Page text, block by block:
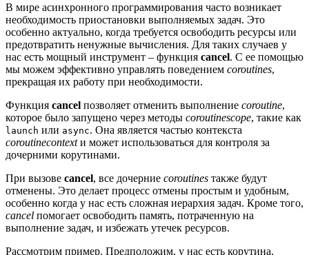
В мире асинхронного программирования часто возникает
необходимость приостановки выполняемых задач. Это
особенно актуально, когда требуется освободить ресурсы или
предотвратить ненужные вычисления. Для таких случаев у
нас есть мощный инструмент – функция cancel. С ее помощью
мы можем эффективно управлять поведением coroutines,
прекращая их работу при необходимости.
Функция cancel позволяет отменить выполнение coroutine,
которое было запущено через методы coroutinescope, такие как
launch или async. Она является частью контекста
coroutinecontextи может использоваться для контроля за
дочерними корутинами.
При вызове cancel, все дочерние coroutines также будут
отменены. Это делает процесс отмены простым и удобным,
особенно когда у нас есть сложная иерархия задач. Кроме того,
cancel помогает освободить память, потраченную на
выполнение задач, и избежать утечек ресурсов.
Рассмотрим пример. Предположим, у нас есть корутина,